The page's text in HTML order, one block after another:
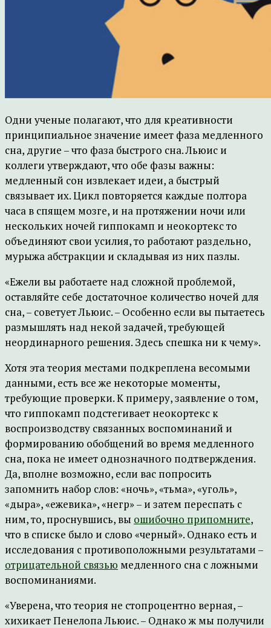
Одни ученые полагают, что для креативности
принципиальное значение имеет фаза медленного
сна, другие – что фаза быстрого сна. Льюис и
коллеги утверждают, что обе фазы важны:
медленный сон извлекает идеи, а быстрый
связывает их. Цикл повторяется каждые полтора
часа в спящем мозге, и на протяжении ночи или
нескольких ночей гиппокамп и неокортекс то
объединяют свои усилия, то работают раздельно,
мурыжа абстракции и складывая из них пазлы.
«Ежели вы работаете над сложной проблемой,
оставляйте себе достаточное количество ночей для
сна, – советует Льюис. – Особенно если вы пытаетесь
размышлять над некой задачей, требующей
неординарного решения. Здесь спешка ни к чему».
Хотя эта теория местами подкреплена весомыми
данными, есть все же некоторые моменты,
требующие проверки. К примеру, заявление о том,
что гиппокамп подстегивает неокортекс к
воспроизводству связанных воспоминаний и
формированию обобщений во время медленного
сна, пока не имеет однозначного подтверждения.
Да, вполне возможно, если вас попросить
запомнить набор слов: «ночь», «тьма», «уголь»,
«дыра», «ежевика», «негр» – и затем переспать с
ним, то, проснувшись, вы ошибочно припомните,
что в списке было и слово «черный». Однако есть и
исследования с противоположными результатами –
отрицательной связью медленного сна с ложными
воспоминаниями.
«Уверена, что теория не стопроцентно верная, –
хихикает Пенелопа Льюис. – Однако ж мы получили